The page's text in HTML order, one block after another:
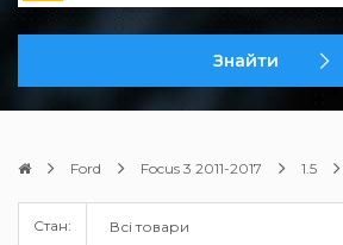
Знайти
Ford Focus 3 2011-2017 1.5
Стан: